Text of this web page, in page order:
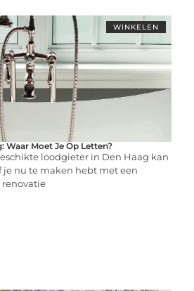
WINKELEN
Waar Moet Je Op Letten?
loodgieter in Den Haag kan
nu te maken hebt met een
renovatie